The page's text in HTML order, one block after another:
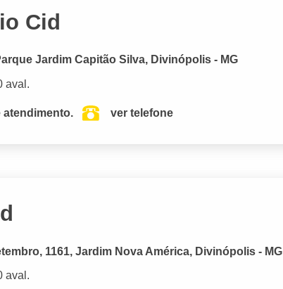
Cid
Jardim Capitão Silva, Divinópolis - MG
aval.
atendimento. ver telefone
1161, Jardim Nova América, Divinópolis - MG
aval.